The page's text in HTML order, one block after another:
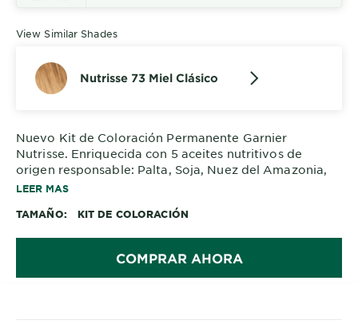
View Similar Shades
Nutrisse 73 Miel Clásico
Nuevo Kit de Coloración Permanente Garnier
Nutrisse. Enriquecida con 5 aceites nutritivos de
origen responsable: Palta, Soja, Nuez del Amazonia,
Oliva,
cobertura de canas y 10 semanas de color.
LEER MAS
TAMAÑO KIT DE COLORACIÓN
COMPRAR AHORA